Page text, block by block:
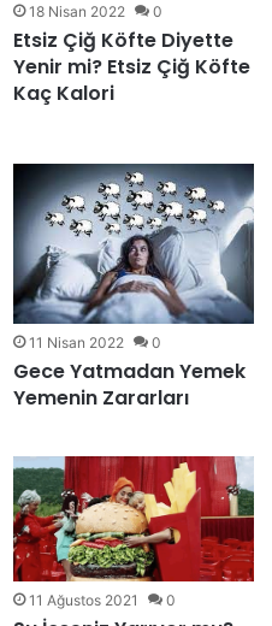
18 Nisan 2022 0
Etsiz Çiğ Köfte Diyette
Yenir mi? Etsiz Çiğ Köfte
Kaç Kalori
11 Nisan 2022 0
Gece Yatmadan Yemek
Yemenin Zararları
11 Ağustos 2021 0